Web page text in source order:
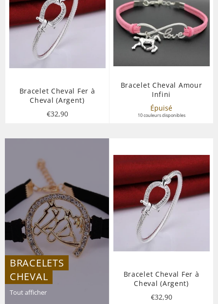
Bracelet Cheval Fer à
Cheval (Argent)
Prix
€32,90
Bracelet Cheval Amour
Infini
Épuisé
10 couleurs disponibles
BRACELETS
CHEVAL
Tout afficher
Bracelet Cheval Fer à
Cheval (Argent)
Prix
€32,90